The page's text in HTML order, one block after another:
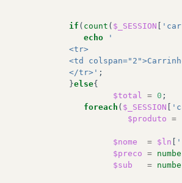
if ( count ( $_SESSION
echo
'
<tr>
<td
</tr>'
;
}else{
$total = 0 ;
foreach ( $_SESSION
$produto =
$nome = $ln
$preco =
$sub
=